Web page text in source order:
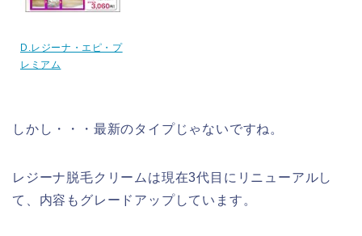
D.レジーナ・エピ・プ
レミアム
しかし・・・最新のタイプじゃないですね。
レジーナ脱毛クリームは現在3代目にリニューアルし
て、内容もグレードアップしています。